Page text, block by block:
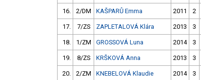
16. 2/DM KAŠPARŮ Emma 2011 2
17. 7/ZS ZAPLETALOVÁ Klára 2013 3
18. 1/ZM GROSSOVÁ Luna 2014 3
19. 8/ZS KRŠKOVÁ Anna 2013 3
20. 2/ZM KNEBELOVÁ Klaudie 2014 3